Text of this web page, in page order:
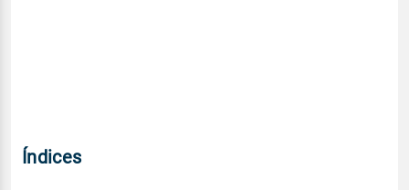
Índices